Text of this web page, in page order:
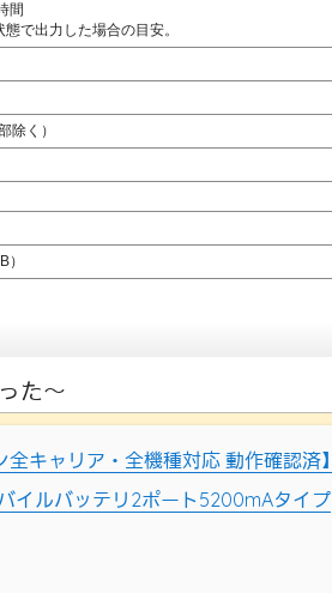
間
で出力した場合の目安。
除く）
た〜
キャリア・全機種対応 動作確認済】
イルバッテリ2ポート5200mAタイプ